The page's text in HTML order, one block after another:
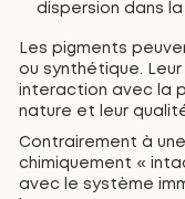
dispersion dans la
Les pigments
ou synthétique.
interaction avec la
nature et leur
Contrairement à
chimiquement «
avec le système